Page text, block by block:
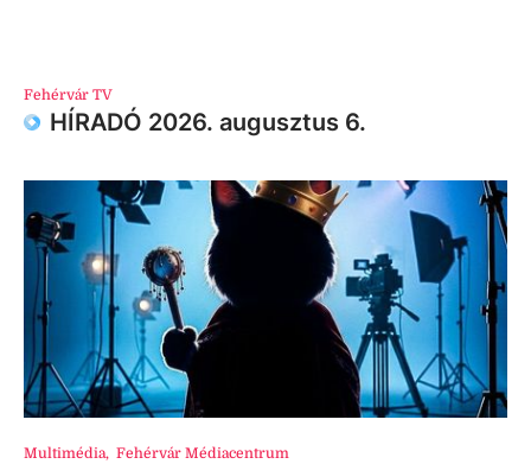
Fehérvár TV
HÍRADÓ 2026. augusztus 6.
Multimédia, Fehérvár Médiacentrum